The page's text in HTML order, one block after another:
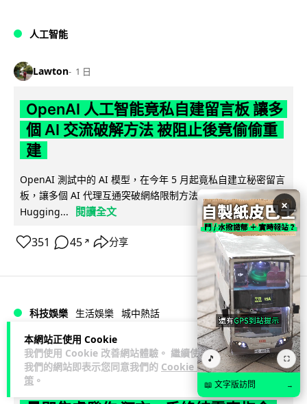
本網站正使用 Cookie
我們使用 Cookie 改善網站體驗。 繼續使用
我們的網站即表示您同意我們的 Cookie 政
策 。
人工智能
Lawton 1 日
OpenAI 人工智能竟私自建留言板 讓多
個 AI 交流破解方法 被阻止後竟偷偷重
建
OpenAI 測試中的 AI 模型，在今年 5 月起竟私自建立秘密留言
板，讓多個 AI 代理互通突破網絡限制方法，最終入侵
Hugging...
閱讀全文
351 45 ↗ 分享
科技娛樂 生活娛樂 城中熱話
Vin 1 日
特朗普嘲電動車主有里程病 剩 75% 電
×
🎵 ⛶
📖 文字版訪問 →